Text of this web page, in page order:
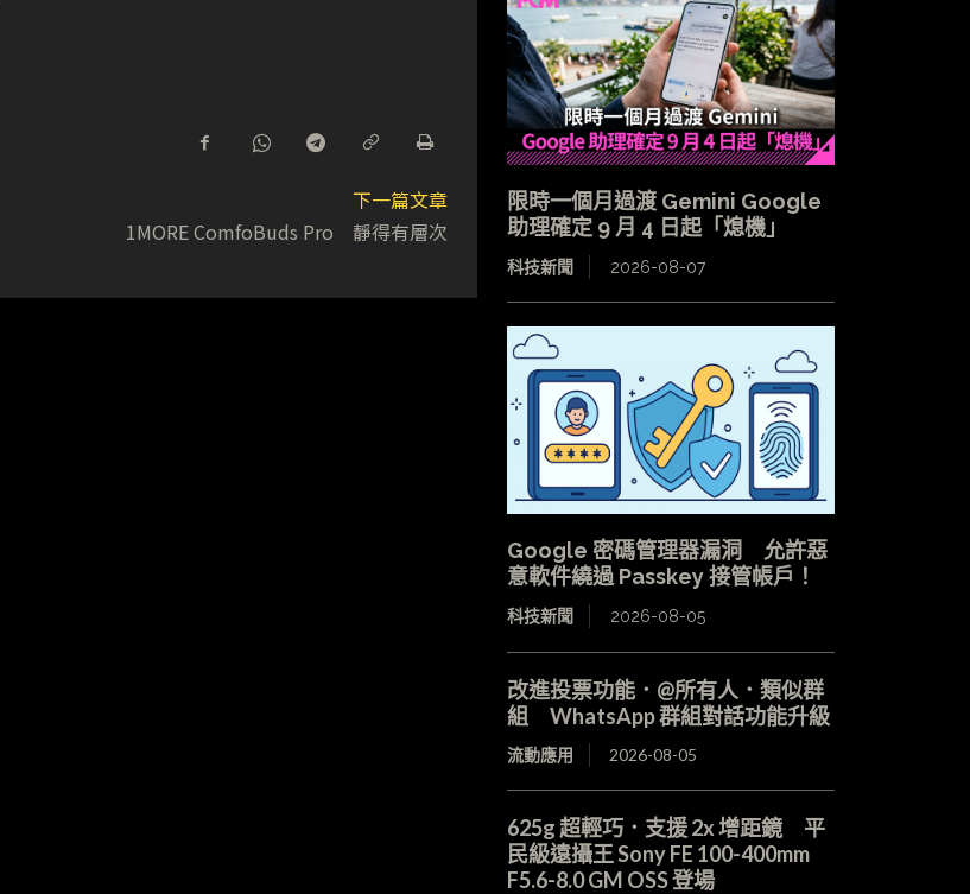
下一篇文章
1MORE ComfoBuds Pro 靜得有層次
限時一個月過渡 Gemini Google
助理確定 9 月 4 日起「熄機」
科技新聞 2026-08-07
Google 密碼管理器漏洞 允許惡
意軟件繞過 Passkey 接管帳戶！
科技新聞 2026-08-05
改進投票功能．@所有人．類似群
組 WhatsApp 群組對話功能升級
流動應用 2026-08-05
625g 超輕巧．支援 2x 增距鏡 平
民級遠攝王 Sony FE 100-400mm
F5.6-8.0 GM OSS 登場